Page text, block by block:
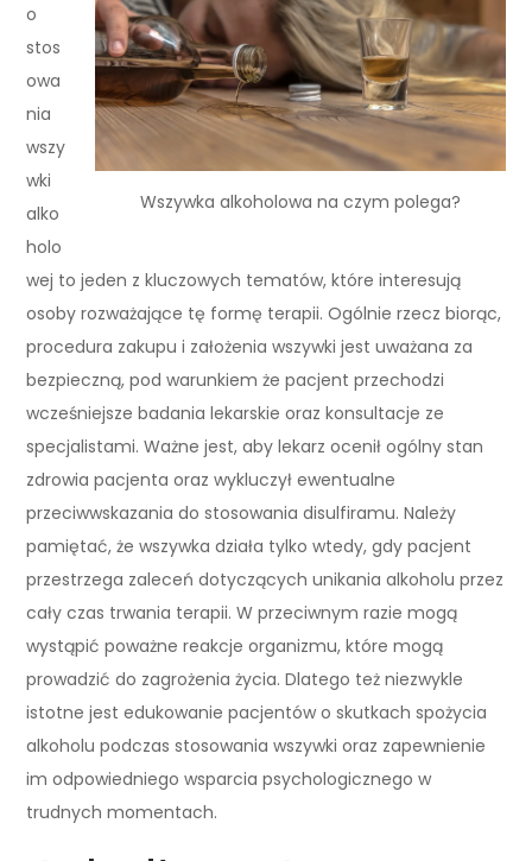
Wszywka alkoholowa na czym polega?
o
stos
owa
nia
wszy
wki
alko
holo
wej to jeden z kluczowych tematów, które interesują
osoby rozważające tę formę terapii. Ogólnie rzecz biorąc,
procedura zakupu i założenia wszywki jest uważana za
bezpieczną, pod warunkiem że pacjent przechodzi
wcześniejsze badania lekarskie oraz konsultacje ze
specjalistami. Ważne jest, aby lekarz ocenił ogólny stan
zdrowia pacjenta oraz wykluczył ewentualne
przeciwwskazania do stosowania disulfiramu. Należy
pamiętać, że wszywka działa tylko wtedy, gdy pacjent
przestrzega zaleceń dotyczących unikania alkoholu przez
cały czas trwania terapii. W przeciwnym razie mogą
wystąpić poważne reakcje organizmu, które mogą
prowadzić do zagrożenia życia. Dlatego też niezwykle
istotne jest edukowanie pacjentów o skutkach spożycia
alkoholu podczas stosowania wszywki oraz zapewnienie
im odpowiedniego wsparcia psychologicznego w
trudnych momentach.